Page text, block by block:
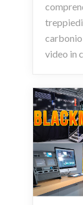
carbonio
video in